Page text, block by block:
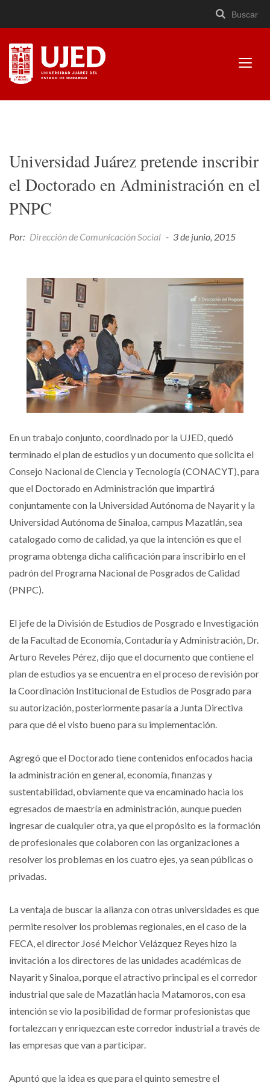
a
contenido
×
Buscar
Universidad Juárez pretende inscribir
el Doctorado en Administración en el
PNPC
Por: Dirección de Comunicación Social - 3 de junio, 2015
En un trabajo conjunto, coordinado por la UJED, quedó
terminado el plan de estudios y un documento que solicita el
Consejo Nacional de Ciencia y Tecnología (CONACYT), para
que el Doctorado en Administración que impartirá
conjuntamente con la Universidad Autónoma de Nayarit y la
Universidad Autónoma de Sinaloa, campus Mazatlán, sea
catalogado como de calidad, ya que la intención es que el
programa obtenga dicha calificación para inscribirlo en el
padrón del Programa Nacional de Posgrados de Calidad
(PNPC).
El jefe de la División de Estudios de Posgrado e Investigación
de la Facultad de Economía, Contaduría y Administración, Dr.
Arturo Reveles Pérez, dijo que el documento que contiene el
plan de estudios ya se encuentra en el proceso de revisión por
la Coordinación Institucional de Estudios de Posgrado para
su autorización, posteriormente pasaría a Junta Directiva
para que dé el visto bueno para su implementación.
Agregó que el Doctorado tiene contenidos enfocados hacia
la administración en general, economía, finanzas y
sustentabilidad, obviamente que va encaminado hacia los
egresados de maestría en administración, aunque pueden
ingresar de cualquier otra, ya que el propósito es la formación
de profesionales que colaboren con las organizaciones a
resolver los problemas en los cuatro ejes, ya sean públicas o
privadas.
La ventaja de buscar la alianza con otras universidades es que
permite resolver los problemas regionales, en el caso de la
FECA, el director José Melchor Velázquez Reyes hizo la
invitación a los directores de las unidades académicas de
Nayarit y Sinaloa, porque el atractivo principal es el corredor
industrial que sale de Mazatlán hacia Matamoros, con esa
intención se vio la posibilidad de formar profesionistas que
fortalezcan y enriquezcan este corredor industrial a través de
las empresas que van a participar.
Apuntó que la idea es que para el quinto semestre el